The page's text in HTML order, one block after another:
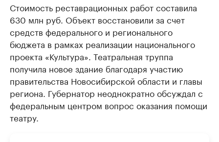
Стоимость реставрационных работ составила
630 млн руб. Объект восстановили за счет
средств федерального и регионального
бюджета в рамках реализации национального
проекта «Культура». Театральная труппа
получила новое здание благодаря участию
правительства Новосибирской области и главы
региона. Губернатор неоднократно обсуждал с
федеральным центром вопрос оказания помощи
театру.